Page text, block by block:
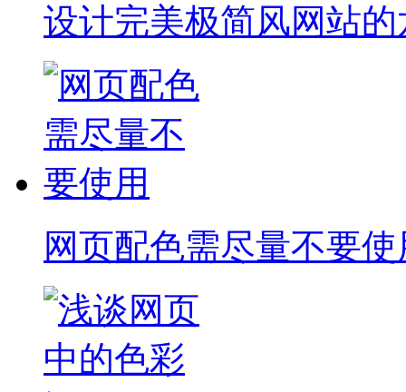
设计完美极简风网站的
网页配色需尽量不要使